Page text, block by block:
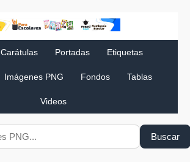
Carátulas Portadas Etiquetas
Imágenes PNG Fondos Tablas
Videos
Buscar